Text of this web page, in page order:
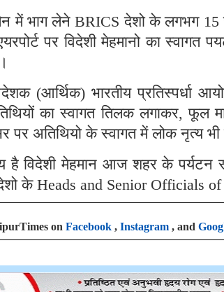
में भाग लेने BRICS देशो के लगभग 15
पर विदेशी मेहमानो का स्वागत
(आर्थिक) भारतीय प्रतिस्पर्धा
का स्वागत तिलक लगाकर, फूल
पर अतिथियो के स्वागत में लोक नृत्य
है विदेशी मेहमान आज शहर के
के Heads and Senior Officials
on Facebook , Instagram , and